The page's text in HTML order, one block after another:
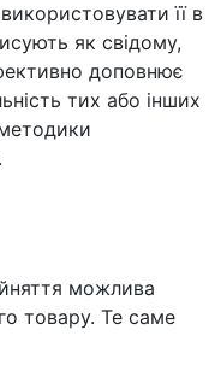
її в
як свідому,
доповнює
тих або інших
можлива
товару. Те саме